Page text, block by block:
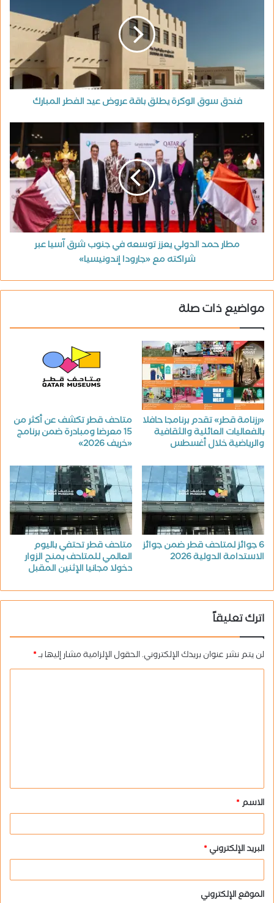
فندق سوق الوكرة يطلق باقة عروض عيد الفطر المبارك
مطار حمد الدولي يعزز توسعه في جنوب شرق آسيا عبر
شراكته مع «جارودا إندونيسيا»
مواضيع ذات صلة
«رزنامة قطر» تقدم برنامجا حافلا
بالفعاليات العائلية والثقافية
والرياضية خلال أغسطس
متاحف قطر تكشف عن أكثر من
15 معرضا ومبادرة ضمن برنامج
«خريف 2026»
6 جوائز لمتاحف قطر ضمن جوائز
الاستدامة الدولية 2026
متاحف قطر تحتفي باليوم
العالمي للمتاحف بمنح الزوار
دخولا مجانيا الإثنين المقبل
اترك تعليقاً
لن يتم نشر عنوان بريدك الإلكتروني.الحقول الإلزامية مشار إليها بـ*
ق
*
الاسم*
البريد الإلكتروني*
الموقع الإلكتروني